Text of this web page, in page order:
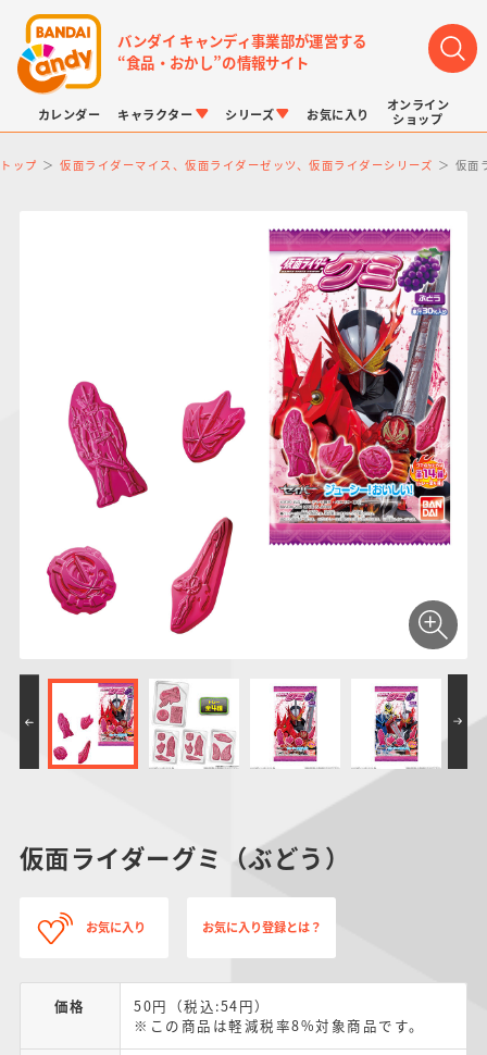
バンダイ キャンディ事業部が運営する
“食品・おかし”の情報サイト
カレンダー キャラクター
仮面ライダーシリー
PROJECT R.E.D.・
スーパー戦隊シリー
ズ
プリキュアシリーズ
ガンダムシリーズ
ポケットモンスター
ドラゴンボール
アンパンマン
サンリオキャラクタ
ーズ
たまご
シリーズ
キャラパキ
つりグミ
チョコサプ
にふぉるめーしょん
＆スクエアシール
SMPシリーズ
ポケモンキッズ
ポケモンスケールワ
ールド
キャラデコ
お気に入り
オンライン
ショップ
トップ 仮面ライダーマイス、仮面ライダーゼッツ、仮面ライダーシリーズ 仮面
仮面ライダーグミ（ぶどう）
お気に入り お気に入り登録とは？
価格
50円（税込:54円）
※この商品は軽減税率8%対象商品です。